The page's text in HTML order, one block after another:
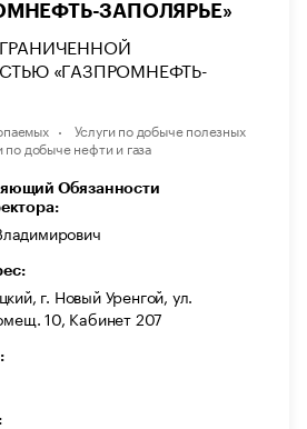
ЗАПОЛЯРЬЕ»
«ГАЗПРОМНЕФТЬ-
Услуги по добыче полезных
по добыче нефти и газа
Обязанности
г. Новый Уренгой, ул.
10, Кабинет 207